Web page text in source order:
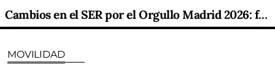
Cambios en el SER por el Orgullo Madrid 2026: fechas, calles afectadas y alternativas para residentes
MOVILIDAD